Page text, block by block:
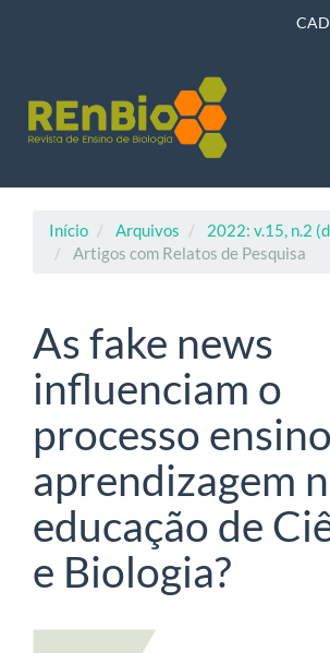
Barra
Lateral
Início Arquivos
2022: v.15, n.2
Artigos com Relatos de Pesquisa
As fake news
influenciam o
processo
aprendizagem
educação de
e Biologia?